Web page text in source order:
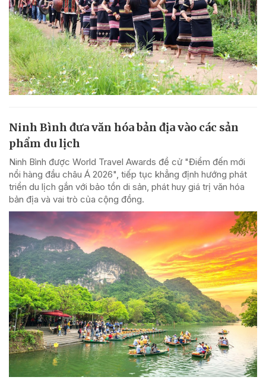
Ninh Bình đưa văn hóa bản địa vào các sản
phẩm du lịch
Ninh Bình được World Travel Awards đề cử "Điểm đến mới
nổi hàng đầu châu Á 2026", tiếp tục khẳng định hướng phát
triển du lịch gắn với bảo tồn di sản, phát huy giá trị văn hóa
bản địa và vai trò của cộng đồng.